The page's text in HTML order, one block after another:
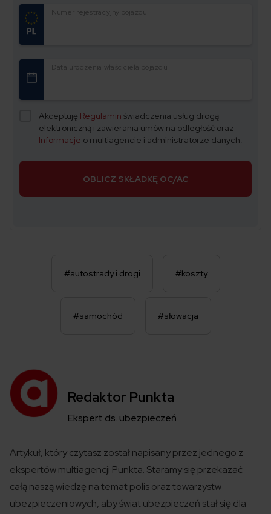
Numer rejestracyjny pojazdu
Data urodzenia właściciela pojazdu
Akceptuję Regulamin świadczenia usług drogą
elektroniczną i zawierania umów na odległość oraz
Informacje o multiagencie i administratorze danych.
OBLICZ SKŁADKĘ OC/AC
#autostrady i drogi #koszty
#samochód #słowacja
Redaktor Punkta
Ekspert ds. ubezpieczeń
Artykuł, który czytasz zostałnapisanyprzez jednego z
ekspertówmultiagencji Punkta. Staramy się przekazać
całą naszą wiedzę na temat polisoraz towarzystw
ubezpieczeniowych, aby świat ubezpieczeń stał się dla